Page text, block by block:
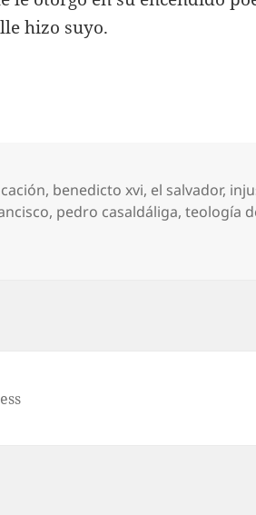
hizo suyo.
, benedicto xvi, el salvador,
, pedro casaldáliga,teología